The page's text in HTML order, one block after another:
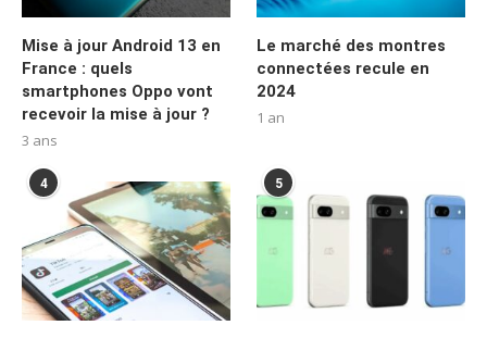
Mise à jour Android 13 en
France : quels
smartphones Oppo vont
recevoir la mise à jour ?
3 ans
Le marché des montres
connectées recule en
2024
1 an
4 5